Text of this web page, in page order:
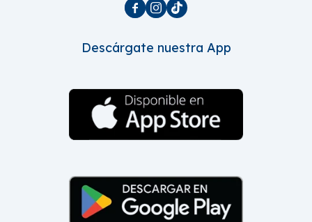
  
Descárgate nuestra App